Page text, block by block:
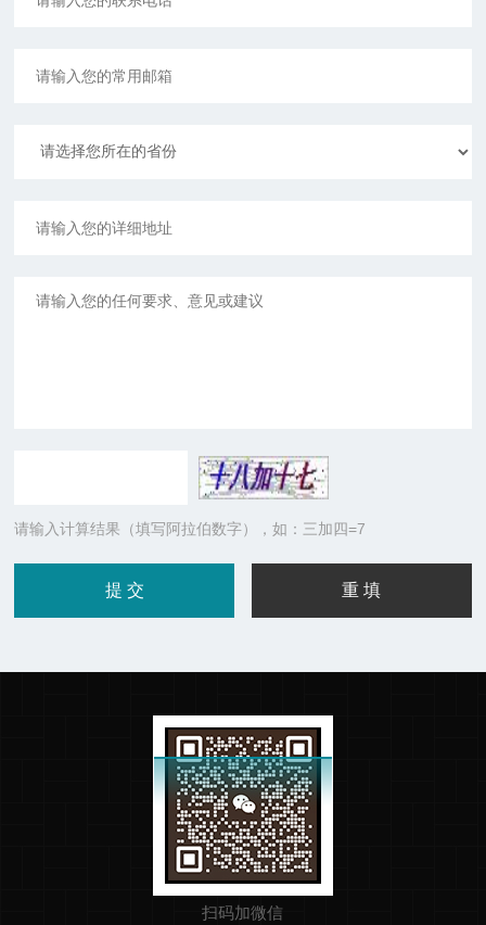
请输入计算结果（填写阿拉伯数字），如：三加四=7
扫码加微信